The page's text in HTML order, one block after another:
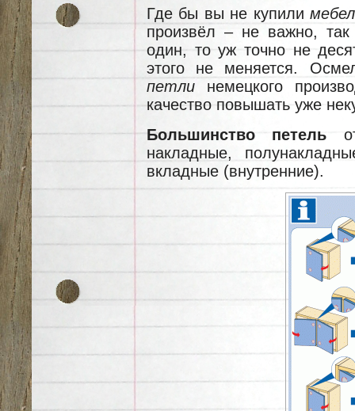
Где бы вы не купили
произвёл – не важно,
один, то уж точно не
этого не меняется.
петли немецкого
качество повышать уже
Большинство петель
накладные,
вкладные (внутренние).